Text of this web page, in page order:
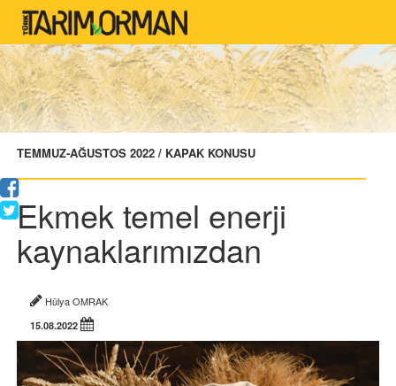
TEMMUZ-AĞUSTOS 2022 / KAPAK KONUSU
Ekmek temel enerji
kaynaklarımızdan
Hülya OMRAK
15.08.2022